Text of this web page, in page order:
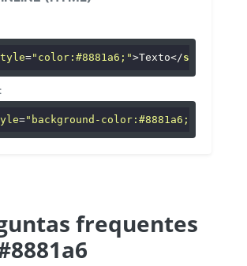
="color:#8881a6;">Texto</span
="background-color:#8881a6;"
frequentes